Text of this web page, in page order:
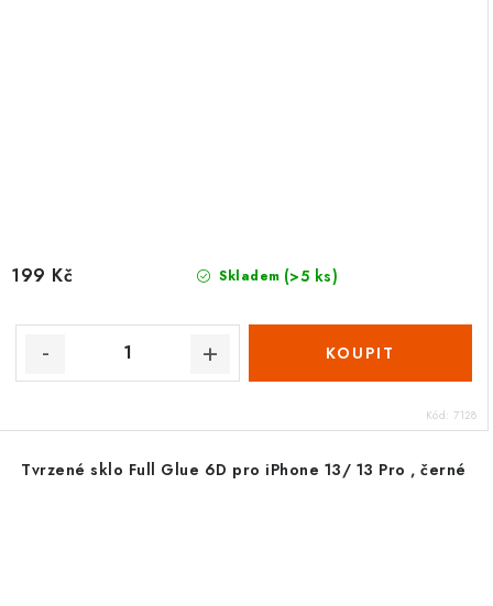
Skladem (>5 ks)
199 Kč
Kód: 7128
Tvrzené sklo Full Glue 6D pro iPhone 13/ 13 Pro , černé